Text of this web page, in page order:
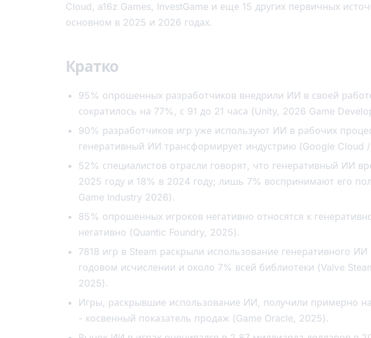
Cloud, a16z Games, InvestGame и еще 15 других первичных
основном в 2025 и 2026 годах.
Кратко
95% опрошенных разработчиков внедрили ИИ в своей
сократилось на 77%, с 91 до 21 часа (Unity, 2026 Game
90% разработчиков игр уже используют ИИ в рабочих
генеративный ИИ трансформирует индустрию (Google Cloud
52% специалистов отрасли говорят, что генеративный ИИ
2025 году и 18% в 2024 году; лишь 7% воспринимают его
Game Industry 2026).
85% опрошенных игроков негативно относятся к
негативно (Quantic Foundry, 2025).
7818 игр в Steam раскрыли использование генеративного
годовом исчислении и около 7% всей библиотеки (Valve
2025).
Игры, раскрывшие использование ИИ, получили примерно
- косвенный показатель продаж (Game Oracle, 2025).